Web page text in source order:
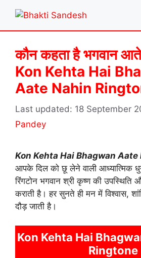
content
कौन कहता है भगवान आते
Kon Kehta Hai
Aate Nahin
18 September
Pandey
Kon Kehta Hai Bhagwan
आपके दिल को छू लेने वाली आध्यात्मिक
रिंगटोन भगवान श्री कृष्ण की उपस्थिति
कराती है। हर सुनते ही मन में विश्वास,
दौड़ जाती है।
Kon Kehta Hai
Ringtone